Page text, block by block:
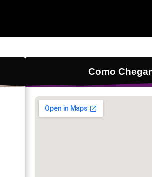
Como Chegar